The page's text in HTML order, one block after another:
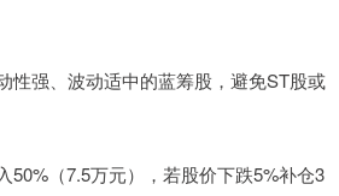
性强、波动适中的蓝筹股，避免ST股或
50%（7.5万元），若股价下跌5%补仓3